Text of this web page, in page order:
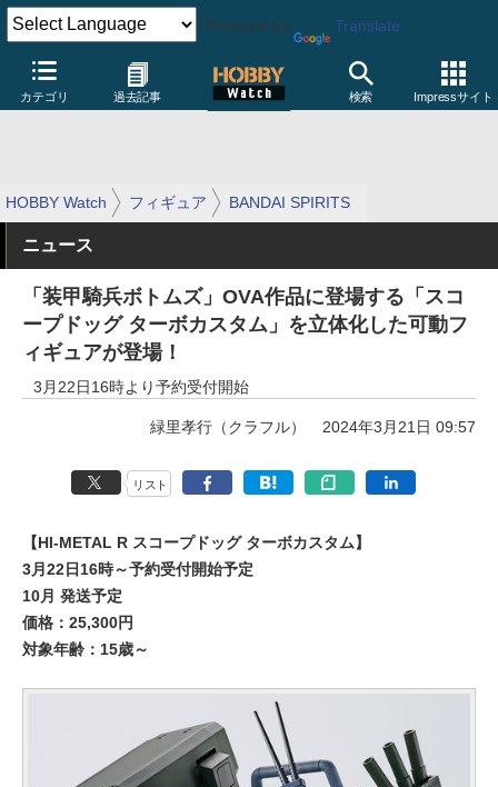
Powered by Translate
カテゴリ 過去記事 検索 Impressサイト
HOBBY Watch フィギュア BANDAI SPIRITS
ニュース
「装甲騎兵ボトムズ」OVA作品に登場する「スコ
ープドッグ ターボカスタム」を立体化した可動フ
ィギュアが登場！
3月22日16時より予約受付開始
緑里孝行（クラフル） 2024年3月21日 09:57
リスト
【HI-METAL R スコープドッグ ターボカスタム】
3月22日16時～予約受付開始予定
10月 発送予定
価格：25,300円
対象年齢：15歳～